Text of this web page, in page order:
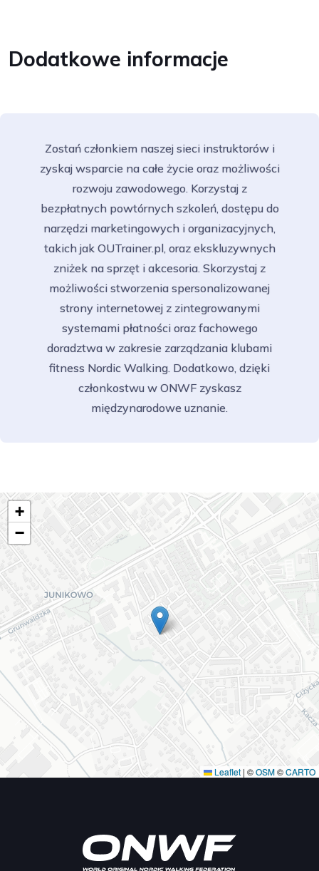
Dodatkowe informacje
Zostań członkiem naszej sieci instruktorów i
zyskaj wsparcie na całe życie oraz możliwości
rozwoju zawodowego. Korzystaj z
bezpłatnych powtórnych szkoleń, dostępu do
narzędzi marketingowych i organizacyjnych,
takich jak OUTrainer.pl, oraz ekskluzywnych
zniżek na sprzęt i akcesoria. Skorzystaj z
możliwości stworzenia spersonalizowanej
strony internetowej z zintegrowanymi
systemami płatności oraz fachowego
doradztwa w zakresie zarządzania klubami
fitness Nordic Walking. Dodatkowo, dzięki
członkostwu w ONWF zyskasz
międzynarodowe uznanie.
+
−
Leaflet | ©OSM©CARTO